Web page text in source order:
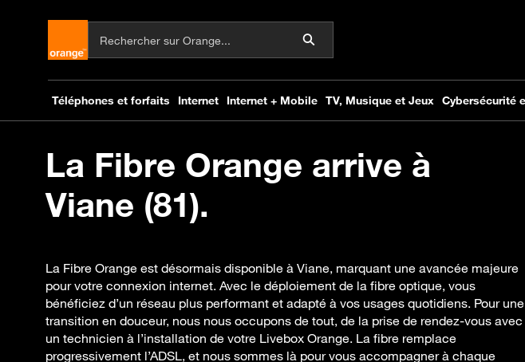
La Fibre Orange arrive à
Viane (81).
La Fibre Orange est désormais disponible à Viane, marquant une avancée majeure
pour votre connexion internet. Avec le déploiement de la fibre optique, vous
bénéficiez d’un réseau plus performant et adapté à vos usages quotidiens. Pour une
transition en douceur, nous nous occupons de tout, de la prise de rendez-vous avec
un technicien à l’installation de votre Livebox Orange. La fibre remplace
progressivement l’ADSL, et nous sommes là pour vous accompagner à chaque